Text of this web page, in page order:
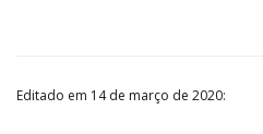
Editado em 14 de março de 2020: